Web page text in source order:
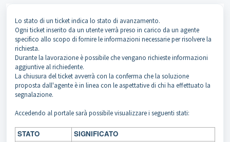
Lo stato di un ticket indica lo stato di avanzamento.
Ogni ticket inserito da un utente verrà preso in carico da un agente
specifico allo scopo di fornire le informazioni necessarie per risolvere la
richiesta.
Durante la lavorazione è possibile che vengano richieste informazioni
aggiuntive al richiedente.
La chiusura del ticket avverrà con la conferma che la soluzione
proposta dall'agente è in linea con le aspettative di chi ha effettuato la
segnalazione.
Accedendo al portale sarà possibile visualizzare i seguenti stati:
STATO SIGNIFICATO